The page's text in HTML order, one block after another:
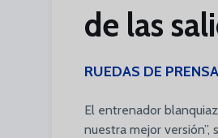
de las
RUEDAS DE PRENSA
El entrenador
nuestra mejor versión”,